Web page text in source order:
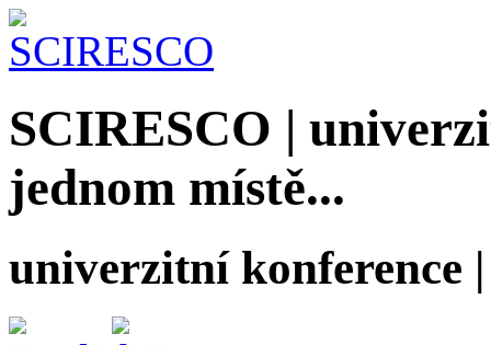
SCIRESCO |
jednom místě...
univerzitní konference